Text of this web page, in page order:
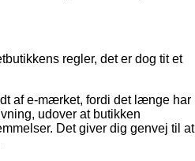
regler, det er dog tit et
af e-mærket, fordi det længe har
udover at butikken
Det giver dig genvej til at